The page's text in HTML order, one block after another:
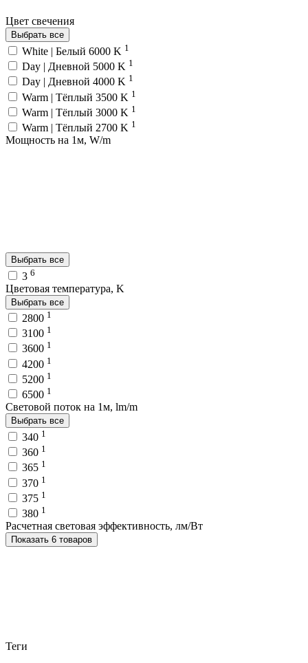
Цвет свечения
Выбрать все
White | Белый 6000 K 1
Day | Дневной 5000 K 1
Day | Дневной 4000 K 1
Warm | Тёплый 3500 K 1
Warm | Тёплый 3000 K 1
Warm | Тёплый 2700 K 1
Мощность на 1м, W/m
Выбрать все
3 6
Цветовая температура, K
Выбрать все
2800 1
3100 1
3600 1
4200 1
5200 1
6500 1
Световой поток на 1м, lm/m
Выбрать все
340 1
360 1
365 1
370 1
375 1
380 1
Расчетная световая эффективность, лм/Вт
Показать 6 товаров
Теги